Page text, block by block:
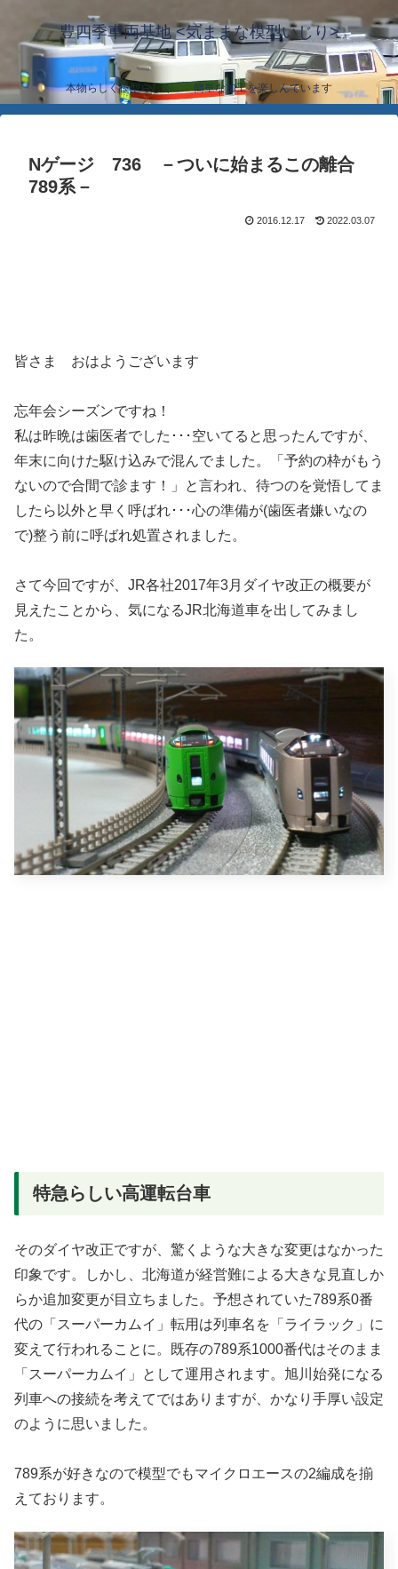
豊四季車両基地 <気ままな模型いじり>
本物らしく模型らしく… 簡単な加工を楽しんでいます
Nゲージ 736 －ついに始まるこの離合
789系－
2016.12.17 2022.03.07
皆さま おはようございます
忘年会シーズンですね！
私は昨晩は歯医者でした･･･空いてると思ったんですが、
年末に向けた駆け込みで混んでました。「予約の枠がもう
ないので合間で診ます！」と言われ、待つのを覚悟してま
したら以外と早く呼ばれ･･･心の準備が(歯医者嫌いなの
で)整う前に呼ばれ処置されました。
さて今回ですが、JR各社2017年3月ダイヤ改正の概要が
見えたことから、気になるJR北海道車を出してみまし
た。
特急らしい高運転台車
そのダイヤ改正ですが、驚くような大きな変更はなかった
印象です。しかし、北海道が経営難による大きな見直しか
らか追加変更が目立ちました。予想されていた789系0番
代の「スーパーカムイ」転用は列車名を「ライラック」に
変えて行われることに。既存の789系1000番代はそのまま
「スーパーカムイ」として運用されます。旭川始発になる
列車への接続を考えてではありますが、かなり手厚い設定
のように思いました。
789系が好きなので模型でもマイクロエースの2編成を揃
えております。